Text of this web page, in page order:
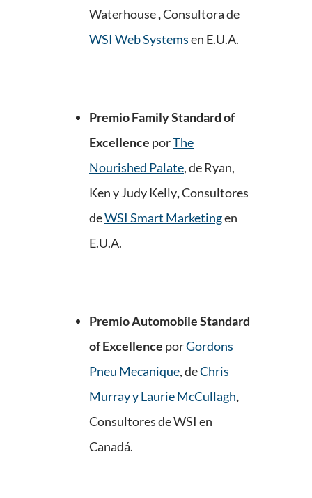
Waterhouse,Consultora de
WSI Web Systemsen E.U.A.
Premio Family Standard of
Excellence porThe
Nourished Palate, de Ryan,
Ken y Judy Kelly,Consultores
deWSI Smart Marketingen
E.U.A.
Premio Automobile Standard
of Excellence porGordons
Pneu Mecanique, deChris
Murray y Laurie McCullagh,
Consultores de WSI en
Canadá.